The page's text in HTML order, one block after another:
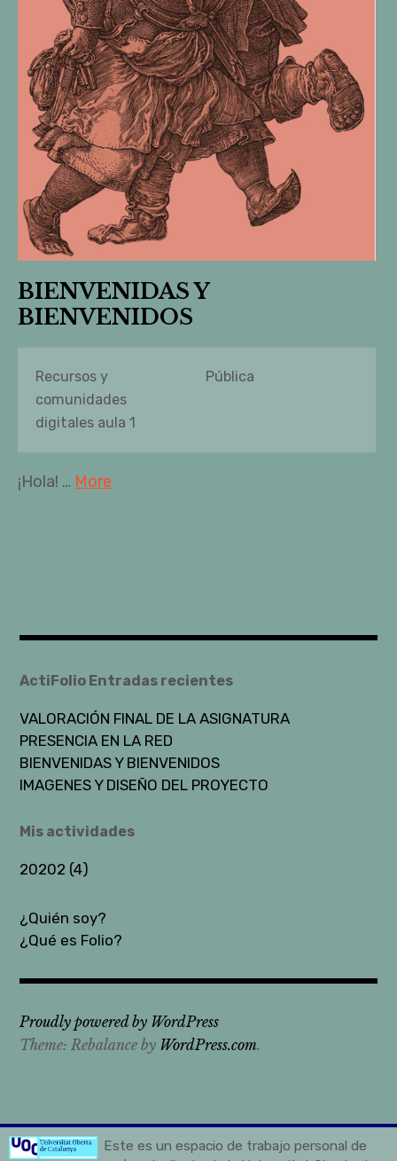
BIENVENIDAS Y
BIENVENIDOS
Recursos y
comunidades
digitales aula 1
Pública
¡Hola! … More
ActiFolio Entradas recientes
VALORACIÓN FINAL DE LA ASIGNATURA
PRESENCIA EN LA RED
BIENVENIDAS Y BIENVENIDOS
IMAGENES Y DISEÑO DEL PROYECTO
Mis actividades
20202 (4)
¿Quién soy?
¿Qué es Folio?
Proudly powered by WordPress
Theme: Rebalance by WordPress.com.
Este es un espacio de trabajo personal de